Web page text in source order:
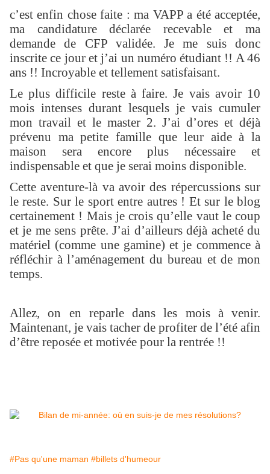
c’est enfin chose faite : ma VAPP a été acceptée,
ma candidature déclarée recevable et ma
demande de CFP validée. Je me suis donc
inscrite ce jour et j’ai un numéro étudiant !! A 46
ans !! Incroyable et tellement satisfaisant.
Le plus difficile reste à faire. Je vais avoir 10
mois intenses durant lesquels je vais cumuler
mon travail et le master 2. J’ai d’ores et déjà
prévenu ma petite famille que leur aide à la
maison sera encore plus nécessaire et
indispensable et que je serai moins disponible.
Cette aventure-là va avoir des répercussions sur
le reste. Sur le sport entre autres ! Et sur le blog
certainement ! Mais je crois qu’elle vaut le coup
et je me sens prête. J’ai d’ailleurs déjà acheté du
matériel (comme une gamine) et je commence à
réfléchir à l’aménagement du bureau et de mon
temps.
Allez, on en reparle dans les mois à venir.
Maintenant, je vais tacher de profiter de l’été afin
d’être reposée et motivée pour la rentrée !!
#Pas qu'une maman #billets d'humeour